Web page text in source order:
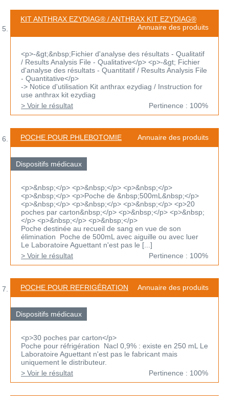
KIT ANTHRAX EZYDIAG® / ANTHRAX KIT EZYDIAG®
Annuaire des produits
<p>-&gt;&nbsp;Fichier d'analyse des résultats - Qualitatif
/ Results Analysis File - Qualitative</p> <p>-&gt; Fichier
d'analyse des résultats - Quantitatif / Results Analysis File
- Quantitative</p>
-> Notice d'utilisation Kit anthrax ezydiag / Instruction for
use anthrax kit ezydiag
> Voir le résultat
Pertinence : 100%
POCHE POUR PHLEBOTOMIE Annuaire des produits
Dispositifs médicaux
<p>&nbsp;</p> <p>&nbsp;</p> <p>&nbsp;</p>
<p>&nbsp;</p> <p>Poche de &nbsp;500mL&nbsp;</p>
<p>&nbsp;</p> <p>&nbsp;</p> <p>&nbsp;</p> <p>20
poches par carton&nbsp;</p> <p>&nbsp;</p> <p>&nbsp;
</p> <p>&nbsp;</p> <p>&nbsp;</p>
Poche destinée au recueil de sang en vue de son
élimination Poche de 500mL avec aiguille ou avec luer
Le Laboratoire Aguettant n'est pas le [...]
> Voir le résultat
Pertinence : 100%
POCHE POUR REFRIGÉRATION Annuaire des produits
Dispositifs médicaux
<p>30 poches par carton</p>
Poche pour réfrigération Nacl 0,9% : existe en 250 mL Le
Laboratoire Aguettant n'est pas le fabricant mais
uniquement le distributeur.
> Voir le résultat
Pertinence : 100%